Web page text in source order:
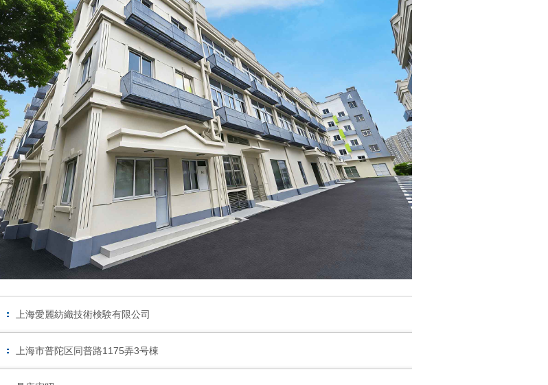
上海愛麗紡織技術検験有限公司
上海市普陀区同普路1175弄3号棟